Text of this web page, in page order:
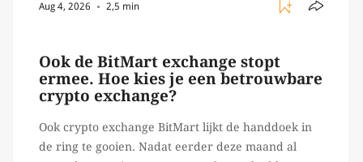
Ledger of Trezor bijvoorbeeld. Echter, op 29 juli
Aug 4, 2026 2,5 min
Ook de BitMart exchange stopt
ermee. Hoe kies je een betrouwbare
crypto exchange?
Ook crypto exchange BitMart lijkt de handdoek in
de ring te gooien. Nadat eerder deze maand al